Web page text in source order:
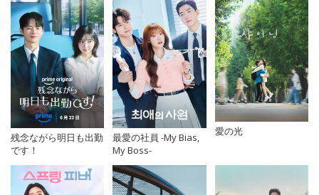
残念ながら明日も出勤
です！
最愛の社員 -My Bias,
My Boss-
愛の光